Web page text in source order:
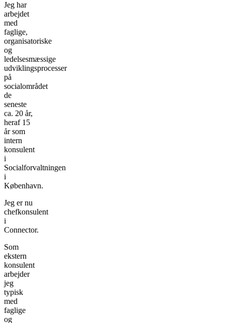
Jeg har
arbejdet
med
faglige,
organisatoriske
og
ledelsesmæssige
udviklingsprocesser
på
socialområdet
de
seneste
ca. 20 år,
heraf 15
år som
intern
konsulent
i
Socialforvaltningen
i
København.
Jeg er nu
chefkonsulent
i
Connector.
Som
ekstern
konsulent
arbejder
jeg
typisk
med
faglige
og